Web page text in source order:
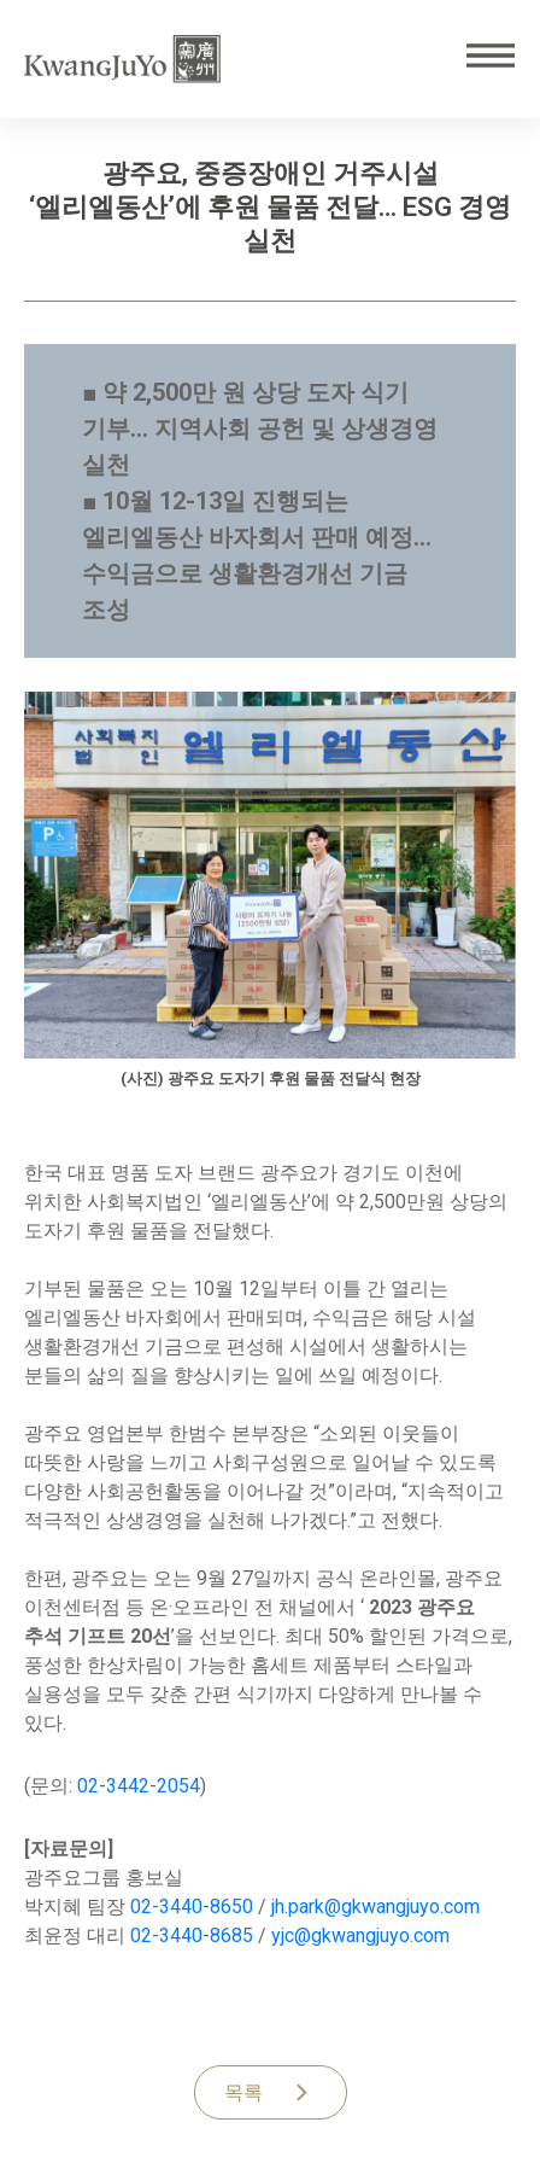
광주요, 중증장애인 거주시설
‘엘리엘동산’에 후원 물품 전달… ESG 경영
실천
■ 약 2,500만 원 상당 도자 식기
기부… 지역사회 공헌 및 상생경영
실천
■ 10월 12-13일 진행되는
엘리엘동산 바자회서 판매 예정…
수익금으로 생활환경개선 기금
조성
(사진) 광주요 도자기 후원 물품 전달식 현장
한국 대표 명품 도자 브랜드 광주요가 경기도 이천에
위치한 사회복지법인 ‘엘리엘동산’에 약 2,500만원 상당의
도자기 후원 물품을 전달했다.
기부된 물품은 오는 10월 12일부터 이틀 간 열리는
엘리엘동산 바자회에서 판매되며, 수익금은 해당 시설
생활환경개선 기금으로 편성해 시설에서 생활하시는
분들의 삶의 질을 향상시키는 일에 쓰일 예정이다.
광주요 영업본부 한범수 본부장은 “소외된 이웃들이
따뜻한 사랑을 느끼고 사회구성원으로 일어날 수 있도록
다양한 사회공헌활동을 이어나갈 것”이라며, “지속적이고
적극적인 상생경영을 실천해 나가겠다.”고 전했다.
한편, 광주요는 오는 9월 27일까지 공식 온라인몰, 광주요
이천센터점 등 온·오프라인 전 채널에서 ‘ 2023 광주요
추석 기프트 20선’을 선보인다. 최대 50% 할인된 가격으로,
풍성한 한상차림이 가능한 홈세트 제품부터 스타일과
실용성을 모두 갖춘 간편 식기까지 다양하게 만나볼 수
있다.
(문의: 02-3442-2054)
[자료문의]
광주요그룹 홍보실
박지혜 팀장 02-3440-8650 / jh.park@gkwangjuyo.com
최윤정 대리 02-3440-8685 / yjc@gkwangjuyo.com
목록